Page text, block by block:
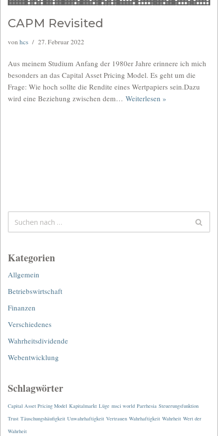
CAPM Revisited
von hcs 27. Februar 2022
Aus meinem Studium Anfang der 1980er Jahre erinnere ich mich
besonders an das Capital Asset Pricing Model. Es geht um die
Frage: Wie hoch sollte die Rendite eines Wertpapiers sein.Dazu
wird eine Beziehung zwischen dem… Weiterlesen »
Kategorien
Allgemein
Betriebswirtschaft
Finanzen
Verschiedenes
Wahrheitsdividende
Webentwicklung
Schlagwörter
Capital Asset Pricing Model Kapitalmarkt Lüge msci world Parrhesia Steuerungsfunktion
Trust Täuschungshäufigkeit Unwahrhaftigkeit Vertrauen Wahrhaftigkeit Wahrheit Wert der
Wahrheit